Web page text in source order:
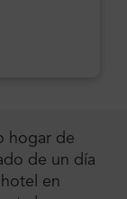
hogar de
de un día
en